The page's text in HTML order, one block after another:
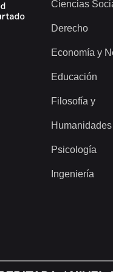
Ciencias
Derecho
Economía y
Educación
Filosofía y
Humanidades
Psicología
Ingeniería